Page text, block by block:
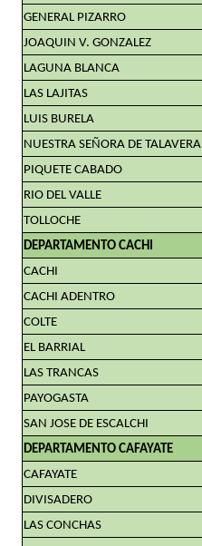
GENERAL PIZARRO
JOAQUIN V. GONZALEZ
LAGUNA BLANCA
LAS LAJITAS
LUIS BURELA
NUESTRA SEÑORA DE TALAVERA
PIQUETE CABADO
RIO DEL VALLE
TOLLOCHE
DEPARTAMENTO CACHI
CACHI
CACHI ADENTRO
COLTE
EL BARRIAL
LAS TRANCAS
PAYOGASTA
SAN JOSE DE ESCALCHI
DEPARTAMENTO CAFAYATE
CAFAYATE
DIVISADERO
LAS CONCHAS